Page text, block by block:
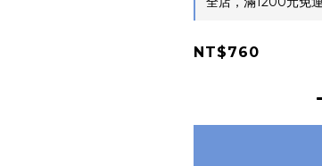
NT$760